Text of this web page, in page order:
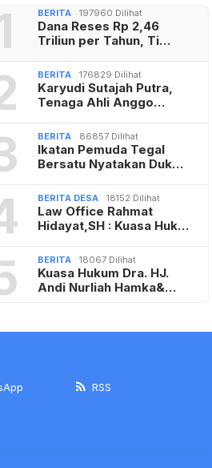
BERITA 197960 Dilihat
Dana Reses Rp 2,46
Triliun per Tahun, Ti…
BERITA 176829 Dilihat
Karyudi Sutajah Putra,
Tenaga Ahli Anggo…
BERITA 86857 Dilihat
Ikatan Pemuda Tegal
Bersatu Nyatakan Duk…
BERITA DESA 18152 Dilihat
Law Office Rahmat
Hidayat,SH : Kuasa Huk…
BERITA 18067 Dilihat
Kuasa Hukum Dra. HJ.
Andi Nurliah Hamka&…
RSS